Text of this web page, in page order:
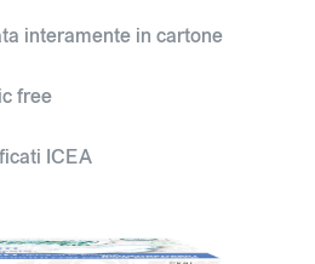
interamente in cartone
free
ICEA